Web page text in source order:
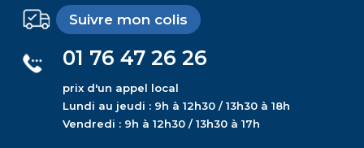
Suivre mon colis
01 76 47 26 26
prix d'un appel local
Lundi au jeudi : 9h à 12h30 / 13h30 à 18h
Vendredi : 9h à 12h30 / 13h30 à 17h